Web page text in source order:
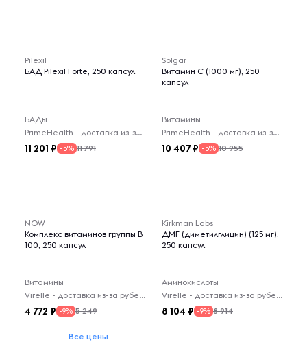
Pilexil
БАД Pilexil Forte, 250 капсул
БАДы
PrimeHealth - доставка из-за рубежа
11 201 -5% 11 791
Solgar
Витамин C (1000 мг), 250
капсул
Витамины
PrimeHealth - доставка из-за рубежа
10 407 -5% 10 955
NOW
Комплекс витаминов группы B
100, 250 капсул
Витамины
Virelle - доставка из-за рубежа
4 772 -9% 5 249
Все цены
Kirkman Labs
ДМГ (диметилглицин) (125 мг),
250 капсул
Аминокислоты
Virelle - доставка из-за рубежа
8 104 -9% 8 914